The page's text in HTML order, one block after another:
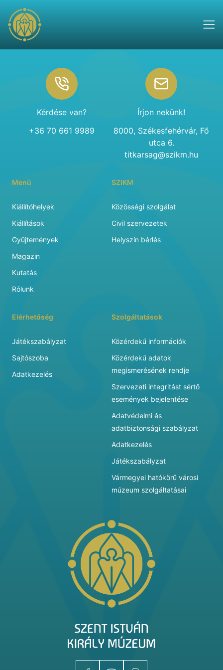
Kérdése van?
+36 70 661 9989
Írjon nekünk!
8000, Székesfehérvár, Fő
utca 6.
titkarsag@szikm.hu
Menü
Kiállítóhelyek
Kiállítások
Gyűjtemények
Magazin
Kutatás
Rólunk
SZIKM
Közösségi szolgálat
Civil szervezetek
Helyszín bérlés
Elérhetőség
Játékszabályzat
Sajtószoba
Adatkezelés
Szolgáltatások
Közérdekű információk
Közérdekű adatok
megismerésének rendje
Szervezeti integritást sértő
események bejelentése
Adatvédelmi és
adatbiztonsági szabályzat
Adatkezelés
Játékszabályzat
Vármegyei hatókörű városi
múzeum szolgáltatásai